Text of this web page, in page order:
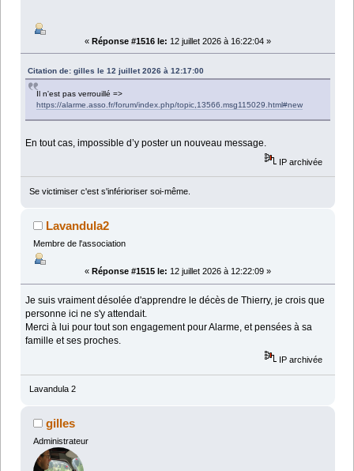
« Réponse #1516 le: 12 juillet 2026 à 16:22:04 »
Citation de: gilles le 12 juillet 2026 à 12:17:00
Il n'est pas verrouillé =>
https://alarme.asso.fr/forum/index.php/topic,13566.msg115029.html#new
En tout cas, impossible d’y poster un nouveau message.
IP archivée
Se victimiser c'est s'inférioriser soi-même.
Lavandula2
Membre de l'association
« Réponse #1515 le: 12 juillet 2026 à 12:22:09 »
Je suis vraiment désolée d'apprendre le décès de Thierry, je crois que
personne ici ne s'y attendait.
Merci à lui pour tout son engagement pour Alarme, et pensées à sa
famille et ses proches.
IP archivée
Lavandula 2
gilles
Administrateur